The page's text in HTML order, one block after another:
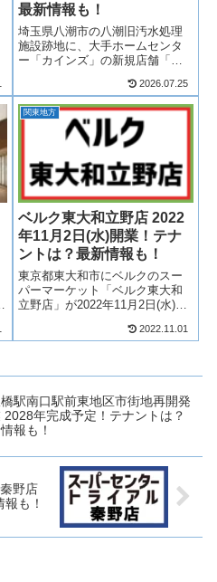
最新情報も！
埼玉県八潮市の八潮旧汚水処理
施設跡地に、大手ホームセンタ
ー「カインズ」の新規店舗「カ
ープン予定！当初は職人向けの
「PRO館」として計画されてい
ましたが、一般向けのホームセ
ンターとしての出店に計画変更
2026.07.25
関東地方
ベルク東大和立野店 2022
年11月2日(水)開業！テナ
ントは？最新情報も！
東京都東大和市にベルクのスー
パーマーケット「ベルク東大和
立野店」が2022年11月2日(水)開
出店！そんな、ベルク東大和立
いと思います。是非最後までお
付き合...
2022.11.01
橋駅南口駅前東地区市街地再開発
2028年完成予定！テナントは？
報も！
野店
も！